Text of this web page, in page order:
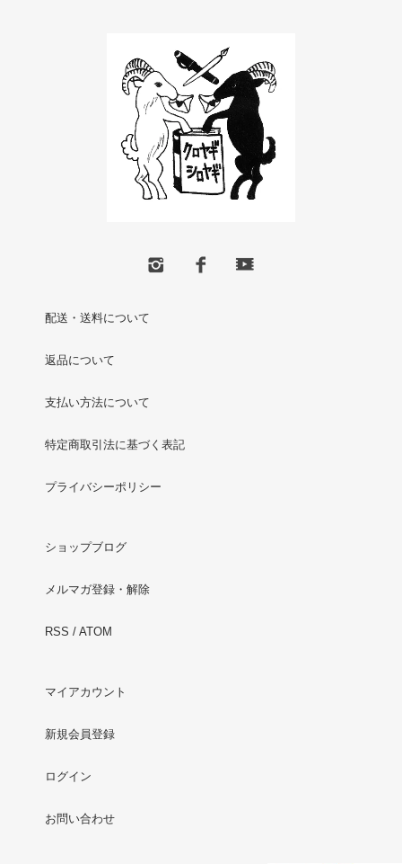
配送・送料について
返品について
支払い方法について
特定商取引法に基づく表記
プライバシーポリシー
ショップブログ
メルマガ登録・解除
RSS / ATOM
マイアカウント
新規会員登録
ログイン
お問い合わせ